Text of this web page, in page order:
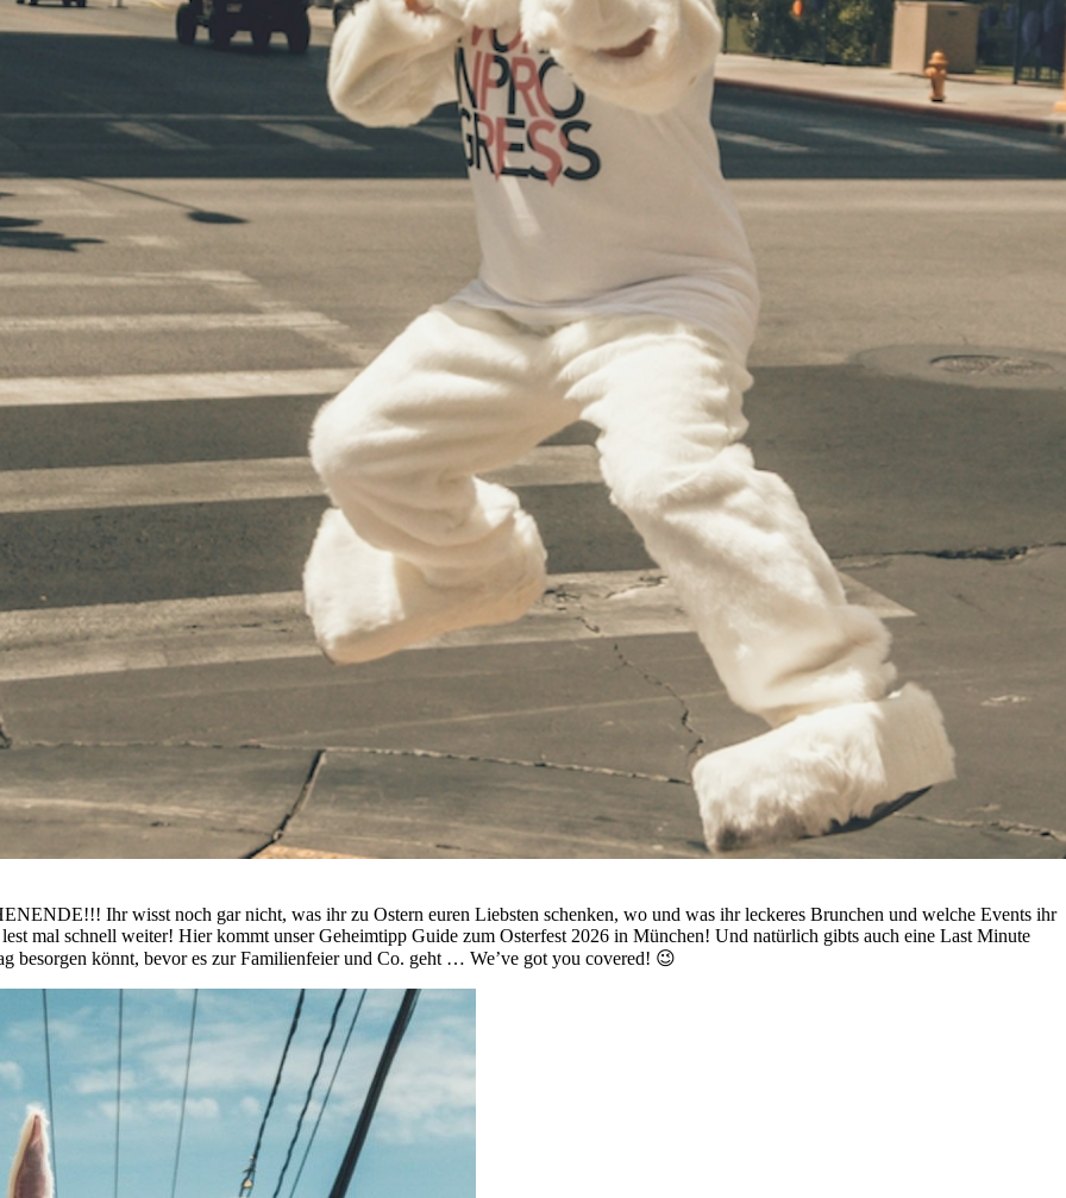
Ihr wisst noch gar nicht, was ihr zu Ostern euren Liebsten schenken, wo und was ihr leckeres Brunchen und welche Events ihr
mal schnell weiter! Hier kommt unser Geheimtipp Guide zum Osterfest 2026 in München! Und natürlich gibts auch eine Last Minute
besorgen könnt, bevor es zur Familienfeier und Co. geht … We’ve got you covered! 😉